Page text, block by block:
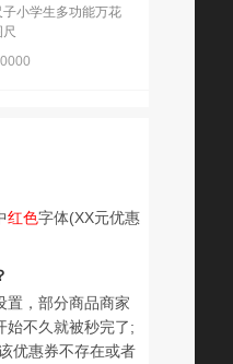
子小学生多功能万花
红色字体(XX元优惠
置，部分商品商家
始不久就被秒完了;
优惠券不存在或者